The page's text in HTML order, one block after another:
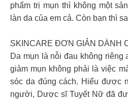
phẩm trị mụn thì không một
làn da của em cả. Còn bạn thì
SKINCARE ĐƠN GIẢN DÀNH
Da mụn là nỗi đau không riêng
giảm mụn không phải là việc
sóc da đúng cách. Hiểu được
người, Dược sĩ Tuyết Nữ đã